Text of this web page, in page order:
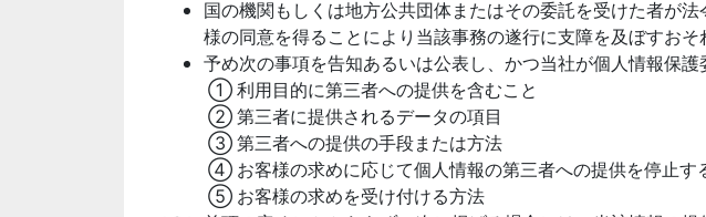
国の機関もしくは地方公共団体またはその委託を受けた者が
様の同意を得ることにより当該事務の遂行に支障を及ぼすおそ
予め次の事項を告知あるいは公表し、かつ当社が個人情報保護
① 利用目的に第三者への提供を含むこと
② 第三者に提供されるデータの項目
③ 第三者への提供の手段または方法
④ お客様の求めに応じて個人情報の第三者への提供を停止す
⑤ お客様の求めを受け付ける方法